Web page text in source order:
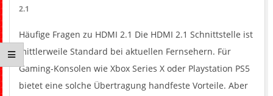
08-
2.1
Häufige Fragen zu HDMI 2.1 Die HDMI 2.1 Schnittstelle ist
mittlerweile Standard bei aktuellen Fernsehern. Für
Gaming-Konsolen wie Xbox Series X oder Playstation PS5
bietet eine solche Übertragung handfeste Vorteile. Aber